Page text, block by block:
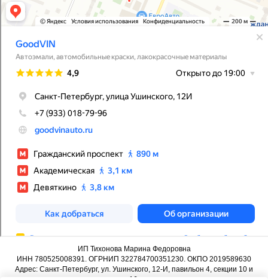
ИП Тихонова Марина Федоровна
ИНН 780525008391. ОГРНИП 322784700351230. ОКПО 2019589630
Адрес: Санкт-Петербург, ул. Ушинского, 12-И, павильон 4, секции 10 и